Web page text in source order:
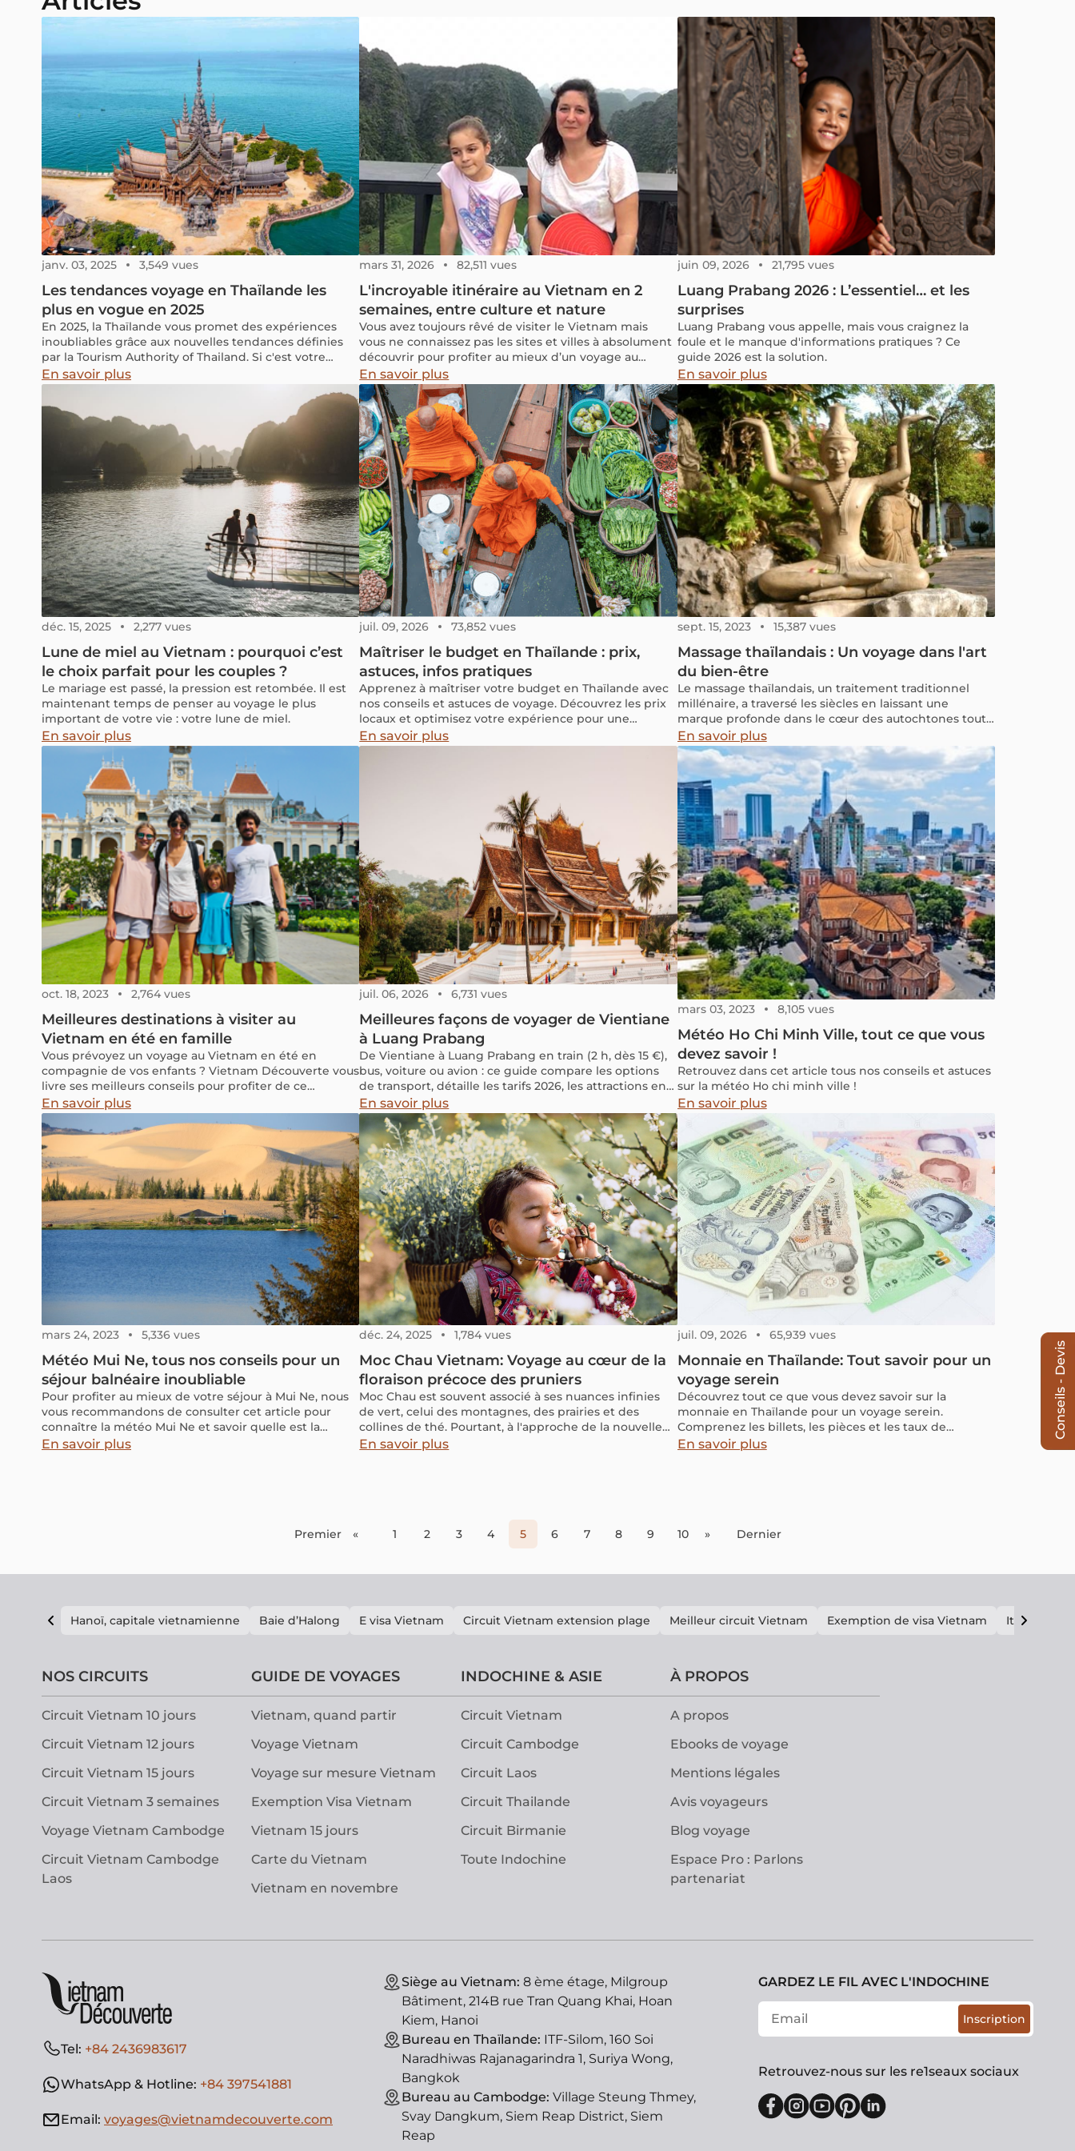
janv. 03, 2025 3,549 vues
Les tendances voyage en Thaïlande les
plus en vogue en 2025
En 2025, la Thaïlande vous promet des expériences
inoubliables grâce aux nouvelles tendances définies
par la Tourism Authority of Thailand. Si c'est votre
premier voyage, consultez notre guide et commencez
dès maintenant à organiser votre escapade au Pays
des Sourires.
En savoir plus
mars 31, 2026 82,511 vues
L'incroyable itinéraire au Vietnam en 2
semaines, entre culture et nature
Vous avez toujours rêvé de visiter le Vietnam mais
vous ne connaissez pas les sites et villes à absolument
découvrir pour profiter au mieux d’un voyage au
Vietnam en 2 semaines ?
En savoir plus
juin 09, 2026 21,795 vues
Luang Prabang 2026 : L’essentiel… et les
surprises
Luang Prabang vous appelle, mais vous craignez la
foule et le manque d'informations pratiques ? Ce
guide 2026 est la solution.
En savoir plus
déc. 15, 2025 2,277 vues
Lune de miel au Vietnam : pourquoi c’est
le choix parfait pour les couples ?
Le mariage est passé, la pression est retombée. Il est
maintenant temps de penser au voyage le plus
important de votre vie : votre lune de miel.
En savoir plus
juil. 09, 2026 73,852 vues
Maîtriser le budget en Thaïlande : prix,
astuces, infos pratiques
Apprenez à maîtriser votre budget en Thaïlande avec
nos conseils et astuces de voyage. Découvrez les prix
locaux et optimisez votre expérience pour une
aventure sans soucis.
En savoir plus
sept. 15, 2023 15,387 vues
Massage thaïlandais : Un voyage dans l'art
du bien-être
Le massage thaïlandais, un traitement traditionnel
millénaire, a traversé les siècles en laissant une
marque profonde dans le cœur des autochtones tout
en attirant l'attention des touristes du monde entier.
Aucun voyage au Pays du Sourire ne peut être
considéré comme complet sans une visite dans un
spa et profiter d'un excellent massage thaïlandais
traditionnel. Dans cet article, découvrons cette
thérapie revitalisante et les meilleurs endroits en
Thaïlande pour vivre une expérience relaxante.
En savoir plus
oct. 18, 2023 2,764 vues
Meilleures destinations à visiter au
Vietnam en été en famille
Vous prévoyez un voyage au Vietnam en été en
compagnie de vos enfants ? Vietnam Découverte vous
livre ses meilleurs conseils pour profiter de ce
charmant pays en famille.
En savoir plus
juil. 06, 2026 6,731 vues
Meilleures façons de voyager de Vientiane
à Luang Prabang
De Vientiane à Luang Prabang en train (2 h, dès 15 €),
bus, voiture ou avion : ce guide compare les options
de transport, détaille les tarifs 2026, les attractions en
route et les conseils pratiques pour votre voyage au
Laos.
En savoir plus
mars 03, 2023 8,105 vues
Météo Ho Chi Minh Ville, tout ce que vous
devez savoir !
Retrouvez dans cet article tous nos conseils et astuces
sur la météo Ho chi minh ville !
En savoir plus
mars 24, 2023 5,336 vues
Météo Mui Ne, tous nos conseils pour un
séjour balnéaire inoubliable
Pour profiter au mieux de votre séjour à Mui Ne, nous
vous recommandons de consulter cet article pour
connaître la météo Mui Ne et savoir quelle est la
meilleure période pour profiter au maximum de vos
En savoir plus
déc. 24, 2025 1,784 vues
Moc Chau Vietnam: Voyage au cœur de la
floraison précoce des pruniers
Moc Chau est souvent associé à ses nuances infinies
de vert, celui des montagnes, des prairies et des
collines de thé. Pourtant, à l'approche de la nouvelle
année, une transformation spectaculaire s'opère : le
En savoir plus
juil. 09, 2026 65,939 vues
Monnaie en Thaïlande: Tout savoir pour un
voyage serein
Découvrez tout ce que vous devez savoir sur la
monnaie en Thaïlande pour un voyage serein.
Comprenez les billets, les pièces et les taux de
change.
En savoir plus
Premier « 1 2 3 4 5 6 7 8 9 10 » Dernier
Hanoï, capitale vietnamienne Baie d’Halong E visa Vietnam Circuit Vietnam extension plage Meilleur circuit Vietnam Exemption de visa Vietnam Itinéraire
NOS CIRCUITS
Circuit Vietnam 10 jours
Circuit Vietnam 12 jours
Circuit Vietnam 15 jours
Circuit Vietnam 3 semaines
Voyage Vietnam Cambodge
Circuit Vietnam Cambodge
Laos
GUIDE DE VOYAGES
Vietnam, quand partir
Voyage Vietnam
Voyage sur mesure Vietnam
Exemption Visa Vietnam
Vietnam 15 jours
Carte du Vietnam
Vietnam en novembre
INDOCHINE & ASIE
Circuit Vietnam
Circuit Cambodge
Circuit Laos
Circuit Thailande
Circuit Birmanie
Toute Indochine
À PROPOS
A propos
Ebooks de voyage
Mentions légales
Avis voyageurs
Blog voyage
Espace Pro : Parlons
partenariat
Tel: +84 2436983617
WhatsApp & Hotline: +84 397541881
Email: voyages@vietnamdecouverte.com
Siège au Vietnam: 8 ème étage, Milgroup
Bâtiment, 214B rue Tran Quang Khai, Hoan
Kiem, Hanoi
Bureau en Thaïlande: ITF-Silom, 160 Soi
Naradhiwas Rajanagarindra 1, Suriya Wong,
Bangkok
Bureau au Cambodge: Village Steung Thmey,
Svay Dangkum, Siem Reap District, Siem
Reap
GARDEZ LE FIL AVEC L'INDOCHINE
Inscription
Retrouvez-nous sur les re1seaux sociaux
Conseils - Devis